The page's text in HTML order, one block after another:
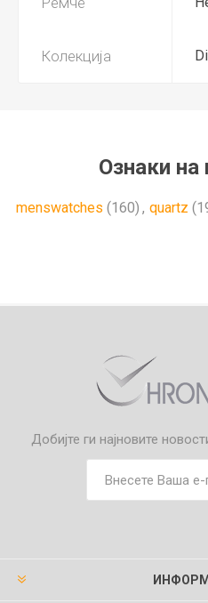
Колекција
Ознаки на
menswatches (160) , quartz
Добијте ги најновите